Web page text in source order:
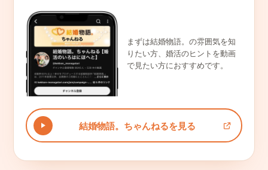
まずは結婚物語。の雰囲気を知
りたい方、婚活のヒントを動画
で見たい方におすすめです。
結婚物語。ちゃんねるを見る